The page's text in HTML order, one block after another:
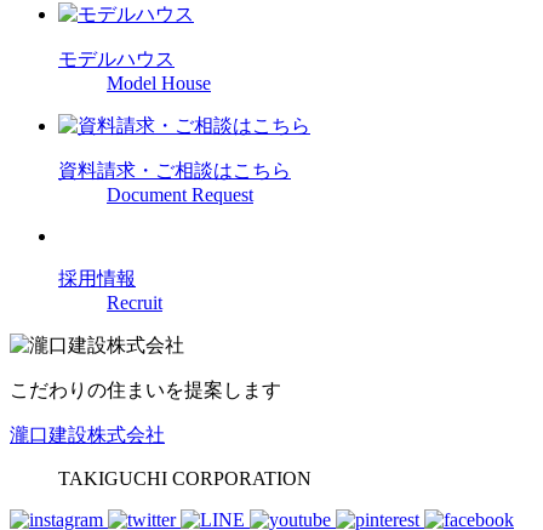
モデルハウス
Model House
資料請求・ご相談はこちら
Document Request
採用情報
Recruit
こだわりの住まいを提案します
瀧口建設株式会社
TAKIGUCHI CORPORATION